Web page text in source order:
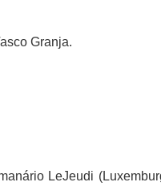
Granja.
LeJeudi